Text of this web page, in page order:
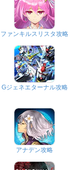
ファンキルスリスタ攻略
Gジェネエターナル攻略
アナデン攻略